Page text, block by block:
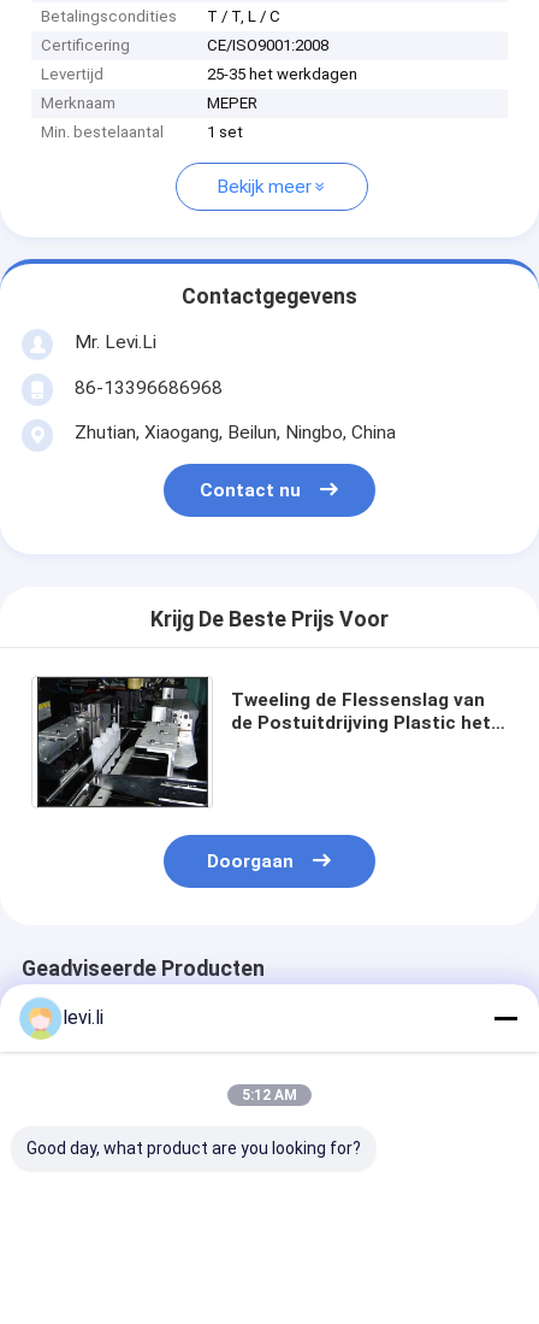
Betalingscondities
T / T, L / C
Certificering
CE/ISO9001:2008
Levertijd
25-35 het werkdagen
Merknaam
MEPER
Min. bestelaantal
1 set
Bekijk meer
Contactgegevens
Mr. Levi.Li
86-13396686968
Zhutian, Xiaogang, Beilun, Ningbo, China
Contact nu
Krijg De Beste Prijs Voor
Tweeling de Flessenslag van
de Postuitdrijving Plastic het
Doorgaan
Geadviseerde Producten
levi.li
5:12 AM
Good day, what product are you looking for?